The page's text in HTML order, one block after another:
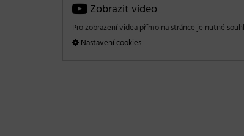
Zobrazit video
Pro zobrazení videa přímo na stránce je nutné
Nastavení cookies